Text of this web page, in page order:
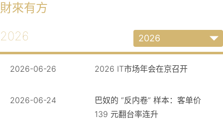
財來有方
2026
2026
2026-06-26 2026 IT市场年会在京召开
2026-06-24
巴奴的 “反内卷” 样本：客单价
139 元翻台率连升